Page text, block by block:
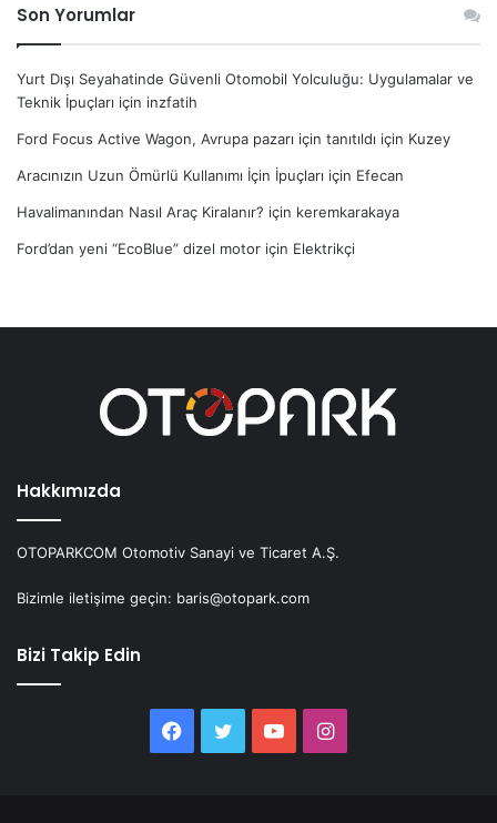
Son Yorumlar
Yurt Dışı Seyahatinde Güvenli Otomobil Yolculuğu: Uygulamalar ve
Teknik İpuçları için inzfatih
Ford Focus Active Wagon, Avrupa pazarı için tanıtıldı için Kuzey
Aracınızın Uzun Ömürlü Kullanımı İçin İpuçları için Efecan
Havalimanından Nasıl Araç Kiralanır? için keremkarakaya
Ford’dan yeni “EcoBlue” dizel motor için Elektrikçi
Hakkımızda
OTOPARKCOM Otomotiv Sanayi ve Ticaret A.Ş.
Bizimle iletişime geçin: baris@otopark.com
Bizi Takip Edin
Facebook
Twitter YouTubeInstagram